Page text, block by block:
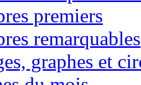
premiers
remarquables
graphes et